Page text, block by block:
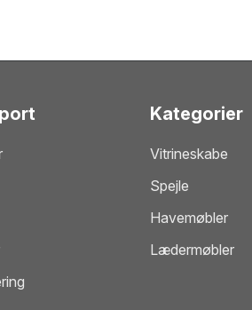
Kategorier
Vitrineskabe
Spejle
Havemøbler
Lædermøbler